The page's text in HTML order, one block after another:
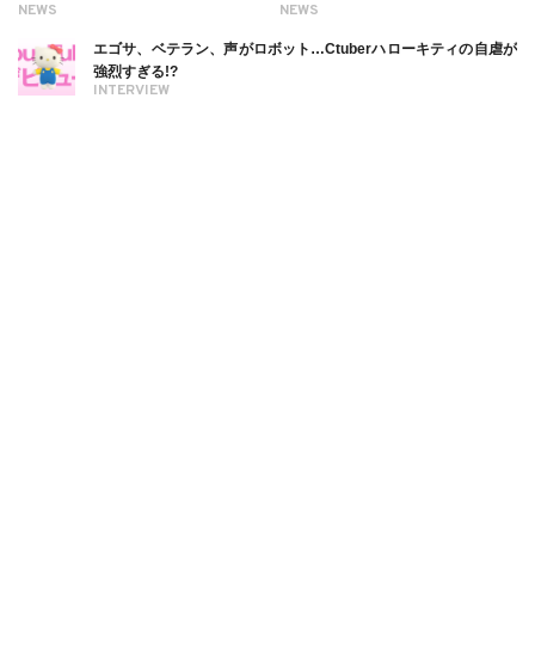
NEWS NEWS
INTERVIEW
エゴサ、ベテラン、声がロボット…Ctuberハローキティの自虐が
強烈すぎる!?